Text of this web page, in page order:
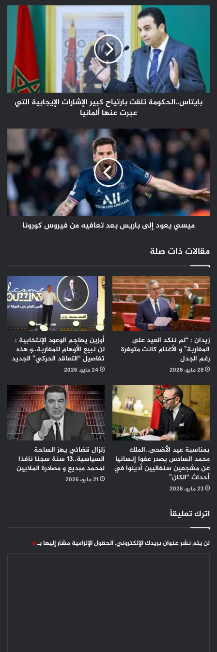
الإشارات
الإيجابية
التي
عبرت
عنها
ألمانيا
بايتاس..الحكومة تلقت بارتياح كبير الإشارات الإيجابية التي
عبرت عنها ألمانيا
يعود
إلى
باريس
بعد
تعافيه
من
فيروس
كورونا
ميسي يعود إلى باريس بعد تعافيه من فيروس كورونا
مقالات ذات صلة
زيدان : “لم ننكد العيد على
المغاربة” و الأغنام كانت متوفرة
رغم الجدل
28 مايو، 2026
أوزين يهاجم الوعود الإنتخابية :
لن نبيع الأوهام للمغاربة..و هذه
تفاصيل “التعاقد الحركي” الجديد
24 مايو، 2026
بمناسبة عيد الأضحى..الملك
محمد السادس يصدر عفوا إنسانيا
عن مشجعين سنغاليين أدينوا في
أحداث “الكان”
23 مايو، 2026
زلزال قضائي يهز الساحة
السياسية..13 سنة سجنا نافذا
لمحمد مبديع و مصادرة الملايين
21 مايو، 2026
اترك تعليقاً
لن يتم نشر عنوان بريدك الإلكتروني.الحقول الإلزامية مشار إليها بـ*